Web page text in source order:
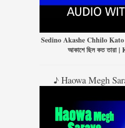
Sedino Akashe Chhilo
আকাশে ছিল কত তারা
♪ Haowa Megh